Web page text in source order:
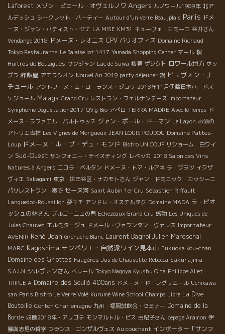
Laforest メゾン・ピエール・オヴェルノワ Angers ルノワール1989年 北ア
ルデッシュ シークレット・パーティー Autour d'un verre Beaujplais Paris ドメ
ーヌ・ジャン・バティスト・セナ LA MISE KM31 キューヴェ・カミーユ 谷井さん
Vendange 2018 ドメーヌ・レオニス CPV パリオフィス Domaine Richaud
Tokyo Restaurants Le Balaise lot 1417 Yamada Shopping Center マール 桜
Huitres de Bouzigues サンジャン Lac de Suwa 桜見 ゲシクト ロワール地方 ホッ
プラ 酢飯屋 アエラシオン Nouvel An 2019 party déjeuner 鍋 ビュヴォン・ナ
チュール アントワーヌ・エ・ローランス・ジョリ 2018年11月伊藤日本ハードス
ケジュール Malaga Grand Cru レストラン・フェルナンデーズ Importateur
Symphonie Dégustation2017 QV.g Bio アぺロ TERRA MADRE Avec le Temps ド
メーヌ・ラファエル・バルトゥッチ ジャン・ポール・ドーマン Le Layon お酒の
アトリエ吉祥 Les Vignes de Mongueux JEAN LOUIS POUDOU Domaine Pattes-
Loup ドメーヌ・ル・ブ・デュ・モンド Bistro UN COUP リショーム 白ワイ
ン Sud-Ouest サンフォニー・テイスティング レベッカ 2018 Salon des Vins
Natures à Angers ニコラ・ベルタン ドメーヌ・トマ・ルアネ ラ・プラツ イクザ
ヴィエ Sakagami 東京・世田谷区・ナカモトさん ジャン・ドミニック・カッシーニ
パリレストラン・奏で セーヌ河 Saint Aubin 1er Cru Sébastien Riffault
Languedoc-Roussillon 夢キチ アンドレ・オステルタグ Domaine MADA ラ・ピオ
ッシュの林さん ブルゴーニュの門 Echezeaux Grand Cru 感動 Les Uniques de
Jules Chauvet エルミタージュ ドメール・ヴァランタン・ヴァレス Importateur
AVENIR René Jean Grenache Blanc Laurent Bagnol Julien Mareschal
MARC Kagoshima モンペリエ・自然派ワイン見本市 Fukuoka Kou-chan
Domaine des Griottes Faugères Jus de Chausette Rebecca Sakurajima
S.A.I.N シルヴァンさん ベレール Tokyo Nagoya Kyushu Oita Philippe Aliet
TRIPLE A Domaine des Soulié 400ans ドメーヌ・ド・レグリエール Uchikawa
san Paris Bistro Le Verre Volé Kurumé Wine School Champs Libre La Dive
Bouteille Corton Charlemagne 九州・福岡試飲会・セミナー Domaine de la
Borde 収穫2018年・アリゴテ モンマルトル・ビス 由紀子さん cepage Aramon 伊
藤與志男の哲学 フランス・ゴンザルヴェス Au couchant インポーター「サンフ